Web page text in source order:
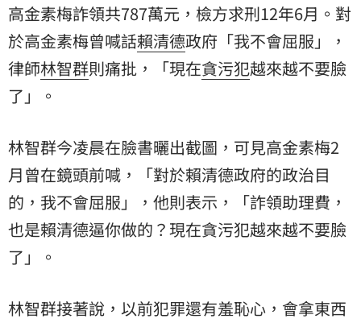
高金素梅詐領共787萬元，檢方求刑12年6月。對
於高金素梅曾喊話賴清德政府「我不會屈服」，
律師林智群則痛批，「現在貪污犯越來越不要臉
了」。
林智群今凌晨在臉書曬出截圖，可見高金素梅2
月曾在鏡頭前喊，「對於賴清德政府的政治目
的，我不會屈服」，他則表示，「詐領助理費，
也是賴清德逼你做的？現在貪污犯越來越不要臉
了」。
林智群接著說，以前犯罪還有羞恥心，會拿東西